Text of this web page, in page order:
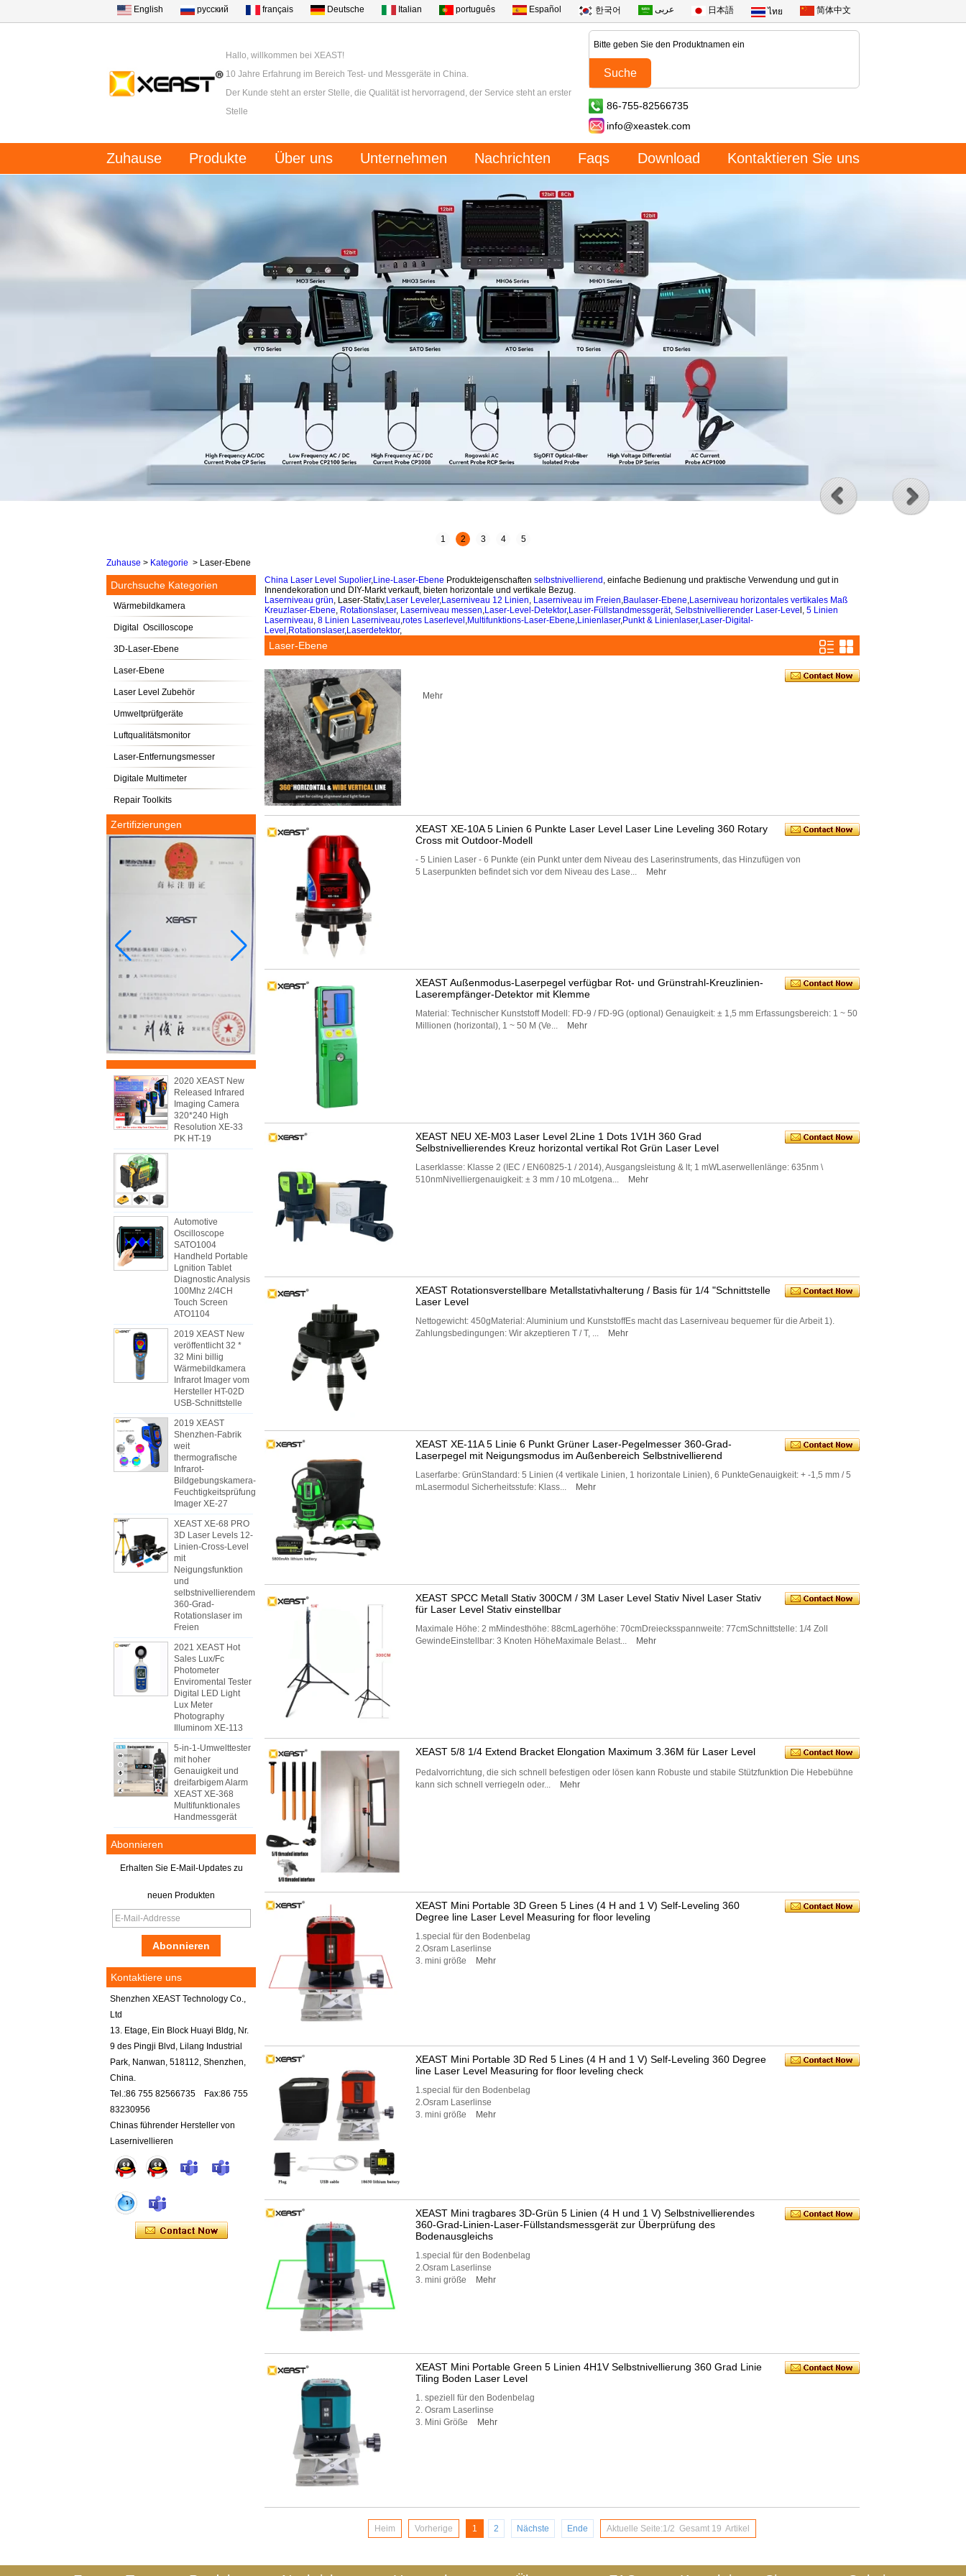
English русский français Deutsche Italian português Español 한국어 عربى 日本語 ไทย 简体中文
Hallo, willkommen bei XEAST!
10 Jahre Erfahrung im Bereich Test- und Messgeräte in China.
Der Kunde steht an erster Stelle, die Qualität ist hervorragend, der Service steht an erster
Stelle
86-755-82566735
info@xeastek.com
Zuhause Produkte Über uns Unternehmen Nachrichten Faqs Download Kontaktieren Sie uns
1 2 3 4 5
Zuhause > Kategorie > Laser-Ebene
Durchsuche Kategorien
Wärmebildkamera
Digital Oscilloscope
3D-Laser-Ebene
Laser-Ebene
Laser Level Zubehör
Umweltprüfgeräte
Luftqualitätsmonitor
Laser-Entfernungsmesser
Digitale Multimeter
Repair Toolkits
Zertifizierungen
2020 XEAST New
Released Infrared
Imaging Camera
320*240 High
Resolution XE-33
PK HT-19
Automotive
Oscilloscope
SATO1004
Handheld Portable
Lgnition Tablet
Diagnostic Analysis
100Mhz 2/4CH
Touch Screen
ATO1104
2019 XEAST New
veröffentlicht 32 *
32 Mini billig
Wärmebildkamera
Infrarot Imager vom
Hersteller HT-02D
USB-Schnittstelle
2019 XEAST
Shenzhen-Fabrik
weit
thermografische
Infrarot-
Bildgebungskamera-
Feuchtigkeitsprüfung
Imager XE-27
XEAST XE-68 PRO
3D Laser Levels 12-
Linien-Cross-Level
mit
Neigungsfunktion
und
selbstnivellierendem
360-Grad-
Rotationslaser im
Freien
2021 XEAST Hot
Sales Lux/Fc
Photometer
Enviromental Tester
Digital LED Light
Lux Meter
Photography
Illuminom XE-113
5-in-1-Umwelttester
mit hoher
Genauigkeit und
dreifarbigem Alarm
XEAST XE-368
Multifunktionales
Handmessgerät
Abonnieren
Erhalten Sie E-Mail-Updates zu
neuen Produkten
Kontaktiere uns
Shenzhen XEAST Technology Co.,
Ltd
13. Etage, Ein Block Huayi Bldg, Nr.
9 des Pingji Blvd, Lilang Industrial
Park, Nanwan, 518112, Shenzhen,
China.
Tel.:86 755 82566735 Fax:86 755
83230956
Chinas führender Hersteller von
Lasernivellieren
China Laser Level Supolier,Line-Laser-Ebene Produkteigenschaften selbstnivellierend , einfache Bedienung und praktische Verwendung und gut in
Innendekoration und DIY-Markt verkauft, bieten horizontale und vertikale Bezug.
Laserniveau grün, Laser-Stativ,Laser Leveler,Laserniveau 12 Linien, Laserniveau im Freien,Baulaser-Ebene,Laserniveau horizontales vertikales Maß
Kreuzlaser-Ebene, Rotationslaser, Laserniveau messen,Laser-Level-Detektor,Laser-Füllstandmessgerät, Selbstnivellierender Laser-Leve l, 5 Linien
Laserniveau, 8 Linien Laserniveau,rotes Laserlevel ,Multifunktions-Laser-Ebene,Linienlaser,Punkt & Linienlaser,Laser-Digital-
Level ,Rotationslaser,Laserdetektor,
Laser-Ebene
Mehr
XEAST XE-10A 5 Linien 6 Punkte Laser Level Laser Line Leveling 360 Rotary
Cross mit Outdoor-Modell
- 5 Linien Laser - 6 Punkte (ein Punkt unter dem Niveau des Laserinstruments, das Hinzufügen von
5 Laserpunkten befindet sich vor dem Niveau des Lase...
Mehr
XEAST Außenmodus-Laserpegel verfügbar Rot- und Grünstrahl-Kreuzlinien-
Laserempfänger-Detektor mit Klemme
Material: Technischer Kunststoff Modell: FD-9 / FD-9G (optional) Genauigkeit: ± 1,5 mm Erfassungsbereich: 1 ~ 50
Millionen (horizontal), 1 ~ 50 M (Ve...
Mehr
XEAST NEU XE-M03 Laser Level 2Line 1 Dots 1V1H 360 Grad
Selbstnivellierendes Kreuz horizontal vertikal Rot Grün Laser Level
Laserklasse: Klasse 2 (IEC / EN60825-1 / 2014), Ausgangsleistung & lt; 1 mWLaserwellenlänge: 635nm \
510nmNivelliergenauigkeit: ± 3 mm / 10 mLotgena...
Mehr
XEAST Rotationsverstellbare Metallstativhalterung / Basis für 1/4 "Schnittstelle
Laser Level
Nettogewicht: 450gMaterial: Aluminium und KunststoffEs macht das Laserniveau bequemer für die Arbeit 1).
Zahlungsbedingungen: Wir akzeptieren T / T, ...
Mehr
XEAST XE-11A 5 Linie 6 Punkt Grüner Laser-Pegelmesser 360-Grad-
Laserpegel mit Neigungsmodus im Außenbereich Selbstnivellierend
Laserfarbe: GrünStandard: 5 Linien (4 vertikale Linien, 1 horizontale Linien), 6 PunkteGenauigkeit: + -1,5 mm / 5
mLasermodul Sicherheitsstufe: Klass...
Mehr
XEAST SPCC Metall Stativ 300CM / 3M Laser Level Stativ Nivel Laser Stativ
für Laser Level Stativ einstellbar
Maximale Höhe: 2 mMindesthöhe: 88cmLagerhöhe: 70cmDreiecksspannweite: 77cmSchnittstelle: 1/4 Zoll
GewindeEinstellbar: 3 Knoten HöheMaximale Belast...
Mehr
XEAST 5/8 1/4 Extend Bracket Elongation Maximum 3.36M für Laser Level
Pedalvorrichtung, die sich schnell befestigen oder lösen kann Robuste und stabile Stützfunktion Die Hebebühne
kann sich schnell verriegeln oder...
Mehr
XEAST Mini Portable 3D Green 5 Lines (4 H and 1 V) Self-Leveling 360
Degree line Laser Level Measuring for floor leveling
1.special für den Bodenbelag
2.Osram Laserlinse
3. mini größe
Mehr
XEAST Mini Portable 3D Red 5 Lines (4 H and 1 V) Self-Leveling 360 Degree
line Laser Level Measuring for floor leveling check
1.special für den Bodenbelag
2.Osram Laserlinse
3. mini größe
Mehr
XEAST Mini tragbares 3D-Grün 5 Linien (4 H und 1 V) Selbstnivellierendes
360-Grad-Linien-Laser-Füllstandsmessgerät zur Überprüfung des
Bodenausgleichs
1.special für den Bodenbelag
2.Osram Laserlinse
3. mini größe
Mehr
XEAST Mini Portable Green 5 Linien 4H1V Selbstnivellierung 360 Grad Linie
Tiling Boden Laser Level
1. speziell für den Bodenbelag
2. Osram Laserlinse
3. Mini Größe
Mehr
Heim Vorherige 1 2 Nächste Ende Aktuelle Seite:1/2 Gesamt 19 Artikel